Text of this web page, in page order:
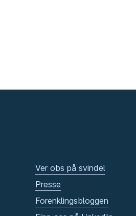
Ver obs på svindel
Presse
Forenklingsbloggen